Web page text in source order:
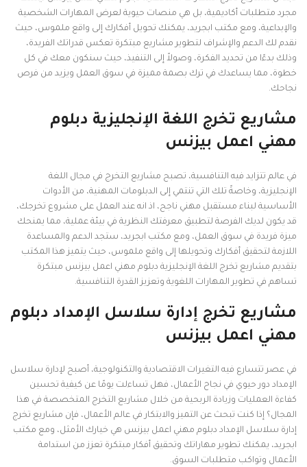
مجرد متطلبات أكاديمية، بل هي منصات حيوية لعرض المهارات الشخصية
والإبداعية، ومع مكتب ابجريد، يمكنك تحويل أفكارك إلى واقع ملموس، حيث
نقدم لك الدعم والإشراف لتطوير مشاريع مبتكرة تعكس قدراتك الفريدة،
وذلك بدءًا من تحديد الفكرة، وصولاً إلى التنفيذ، حيث سنكون معك في كل
خطوة، مما يساعدك في ترك بصمة مميزة في سوق العمل ويزيد من فرص
نجاحك.
مشاريع تخرج اللغة الإنجليزية دبلوم
مهني اعمل بيزنس
في عالم تتزايد فيه التنافسية، تصبح مشاريع التخرج في مجال اللغة
الإنجليزية، وخاصةً تلك التي تنتمي إلى الدبلومات المهنية، من الأدوات
الأساسية لبناء مستقبل مهني ناجح، اذ انه عند العمل على مشروع تخرجك،
قد يكون لديك الفرصة لتطبيق معرفتك النظرية في بيئة عملية، مما يمنحك
ميزة فريدة في سوق العمل، ومع مكتب ابجريد، ستجد الدعم والمساعدة
اللازمة لتحقيق أفكارك وتحويلها إلى واقع ملموس، حيث يتميز هذا المكتب
بتقديم مشاريع تخرج اللغة الإنجليزية دبلوم مهني اعمل بيزنس مبتكرة
تساهم في تطوير المهارات اللغوية وتعزيز القدرة التنافسية.
مشاريع تخرج إدارة سلاسل الإمداد دبلوم
مهني اعمل بيزنس
في عصر تتسارع فيه التغيرات الاقتصادية والتكنولوجية، أصبح لإدارة سلاسل
الإمداد دور حيوي في نجاح الأعمال، فهل تساءلت يومًا عن كيفية تحسين
كفاءة العمليات وزيادة الربحية من خلال مشاريع التخرج المتخصصة في هذا
المجال؟ إذا كنت تبحث عن التميز والابتكار في عالم الأعمال، فإن مشاريع تخرج
إدارة سلاسل الإمداد دبلوم مهني اعمل بيزنس هي خيارك الأمثل، ومع مكتب
ابجريد، يمكنك تطوير مهاراتك وتحقيق أفكار مبتكرة تعزز من استدامة
الأعمال وتواكب متطلبات السوق.